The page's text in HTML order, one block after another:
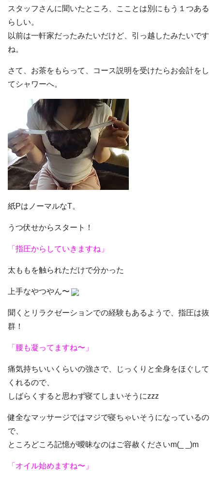
スタッフさんに聞いたところ、こことは別にもう１つある
らしい。
以前は一軒家だったみたいだけど、引っ越したみたいです
ね。
さて、お茶をもらって、コース説明を受けたらお会計をし
てシャワーへ。
紙PはノーマルなT。
うつ伏せからスタート！
「指圧からしていきますね」
太ももを触られただけで分かった
上手なやつやん〜
聞くとリラクゼーションでの経験もあるようで、指圧は抜
群！
「腰も凝ってますね〜」
痛気持ちいいくらいの強さで、じっくりと全身をほぐして
くれるので、
しばらくすると思わず寝てしまいそうにzzz
健全なマッサージではマジで寝ちゃいそうになっているの
で、
ところどころ記憶が曖昧なのはご容赦くださいm(_ _)m
「オイル始めますね〜」